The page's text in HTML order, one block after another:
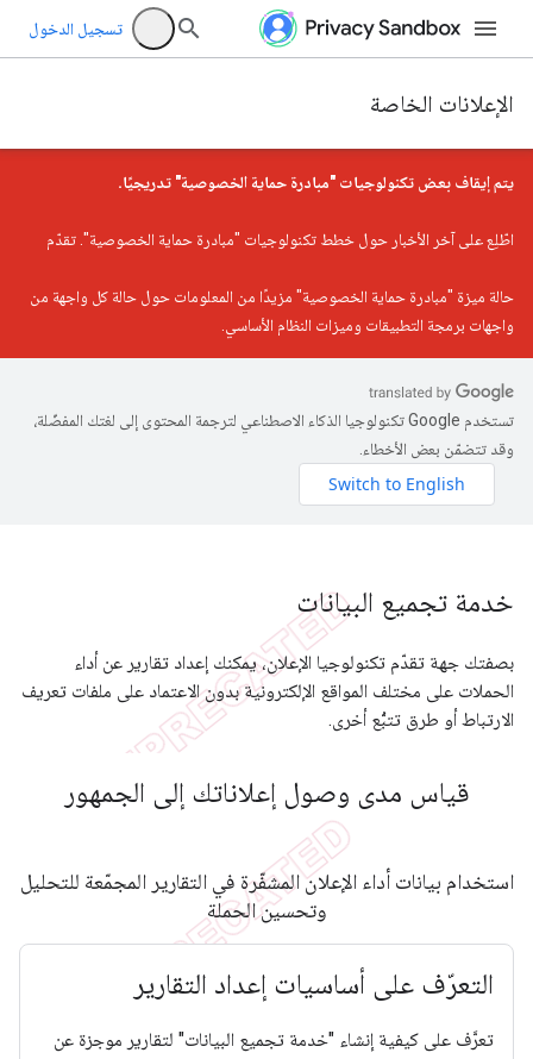
تسجيل الدخول
الإعلانات الخاصة
يتم إيقاف بعض تكنولوجيات "مبادرة حماية الخصوصية" تدريجيًا.
اطّلِع علىآخر الأخبار حول خطط تكنولوجيات "مبادرة حماية الخصوصية" . تقدّم
حالة ميزة "مبادرة حماية الخصوصية" مزيدًا من المعلومات حول حالة كل واجهة من
واجهات برمجة التطبيقات وميزات النظام الأساسي.
تستخدم Google تكنولوجيا الذكاء الاصطناعي لترجمة المحتوى إلى لغتك المفضّلة،
وقد تتضمّن بعض الأخطاء.
خدمة تجميع البيانات
بصفتك جهة تقدّم تكنولوجيا الإعلان، يمكنك إعداد تقارير عن أداء
الحملات على مختلف المواقع الإلكترونية بدون الاعتماد على ملفات تعريف
الارتباط أو طرق تتبُّع أخرى.
قياس مدى وصول إعلاناتك إلى الجمهور
استخدام بيانات أداء الإعلان المشفّرة في التقارير المجمّعة للتحليل
وتحسين الحملة
التعرّف على أساسيات إعداد التقارير
تعرَّف على كيفية إنشاء "خدمة تجميع البيانات" لتقارير موجزة عن